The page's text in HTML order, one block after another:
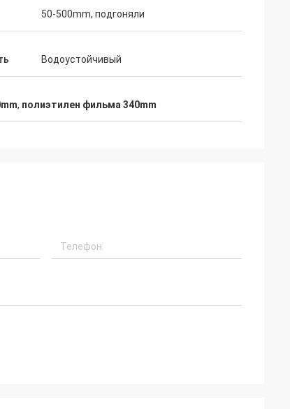
50-500mm, подгоняли
Водоустойчивый
, полиэтилен фильма 340mm